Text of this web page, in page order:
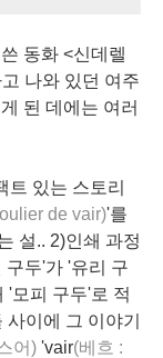
동화 <신데렐
나와 있던 여주
된 데에는 여러
트 있는 스토리
de vair)'를
설.. 2)인쇄 과정
구두'가 '유리 구
'모피 구두'로 적
이에 그 이야기
어) 'vair(베흐 :